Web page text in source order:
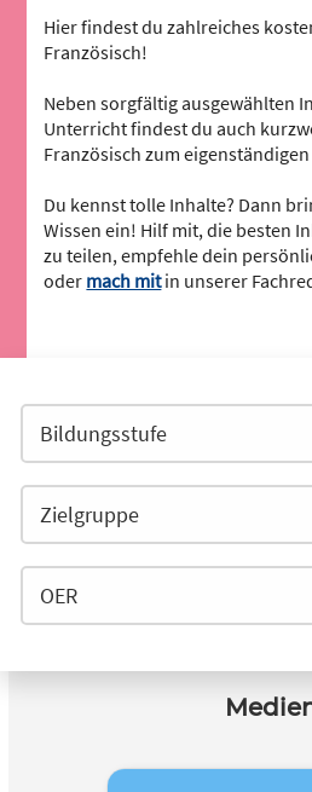
Hier findest du zahlreiches
Französisch!
Neben sorgfältig ausgewählten
Unterricht findest du auch
Französisch zum
Du kennst tolle Inhalte? Dann
Wissen ein! Hilf mit, die besten
zu teilen, empfehle dein
oder mach mitin unserer